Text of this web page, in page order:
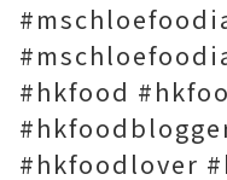
#hkfood
#hkfoodlover